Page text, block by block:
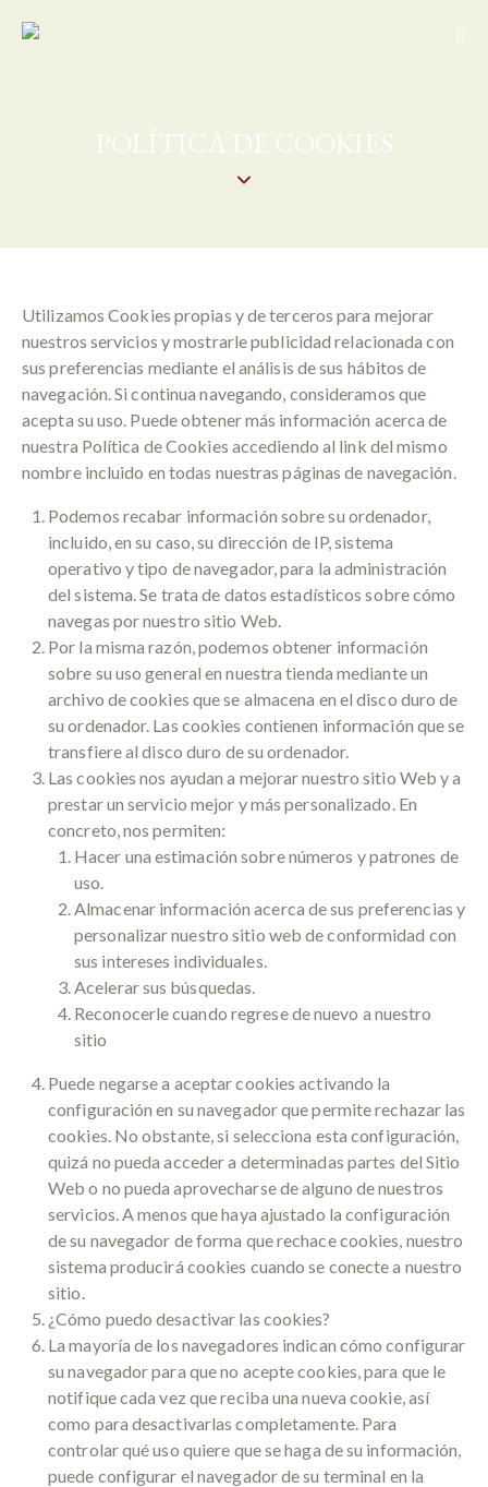
POLÍTICA DE COOKIES
Utilizamos Cookies propias y de terceros para mejorar
nuestros servicios y mostrarle publicidad relacionada con
sus preferencias mediante el análisis de sus hábitos de
navegación. Si continua navegando, consideramos que
acepta su uso. Puede obtener más información acerca de
nuestra Política de Cookies accediendo al link del mismo
nombre incluido en todas nuestras páginas de navegación.
Podemos recabar información sobre su ordenador,
incluido, en su caso, su dirección de IP, sistema
operativo y tipo de navegador, para la administración
del sistema. Se trata de datos estadísticos sobre cómo
navegas por nuestro sitio Web.
Por la misma razón, podemos obtener información
sobre su uso general en nuestra tienda mediante un
archivo de cookies que se almacena en el disco duro de
su ordenador. Las cookies contienen información que se
transfiere al disco duro de su ordenador.
Las cookies nos ayudan a mejorar nuestro sitio Web y a
prestar un servicio mejor y más personalizado. En
concreto, nos permiten:
Hacer una estimación sobre números y patrones de
uso.
Almacenar información acerca de sus preferencias y
personalizar nuestro sitio web de conformidad con
sus intereses individuales.
Acelerar sus búsquedas.
Reconocerle cuando regrese de nuevo a nuestro
sitio
Puede negarse a aceptar cookies activando la
configuración en su navegador que permite rechazar las
cookies. No obstante, si selecciona esta configuración,
quizá no pueda acceder a determinadas partes del Sitio
Web o no pueda aprovecharse de alguno de nuestros
servicios. A menos que haya ajustado la configuración
de su navegador de forma que rechace cookies, nuestro
sistema producirá cookies cuando se conecte a nuestro
sitio.
¿Cómo puedo desactivar las cookies?
La mayoría de los navegadores indican cómo configurar
su navegador para que no acepte cookies, para que le
notifique cada vez que reciba una nueva cookie, así
como para desactivarlas completamente. Para
controlar qué uso quiere que se haga de su información,
puede configurar el navegador de su terminal en la